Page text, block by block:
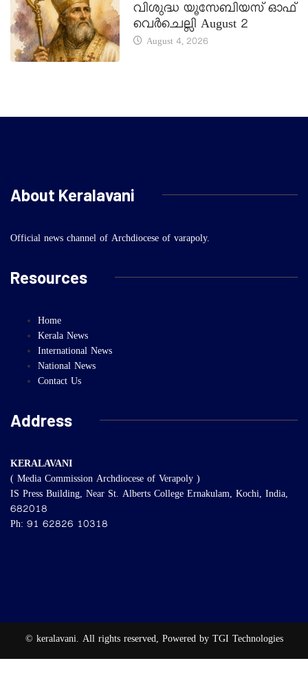
വിശുദ്ധ യൂസേബിയസ് ഓഫ്
വെർചെല്ലി August 2
August 4, 2026
About Keralavani
Official news channel of Archdiocese of varapoly.
Resources
Home
Kerala News
International News
National News
Contact Us
Address
KERALAVANI
( Media Commission Archdiocese of Verapoly )
IS Press Building, Near St. Alberts College Ernakulam, Kochi, India,
682018
Ph: 91 62826 10318
© keralavani. All rights reserved, Powered by TGI Technologies